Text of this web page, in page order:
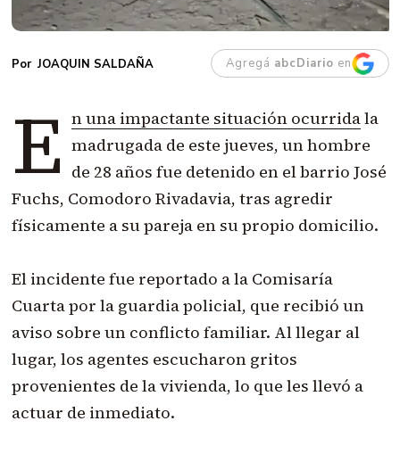
JOAQUIN SALDAÑA Agregá abcDiario en
E n una impactante situación ocurridala
madrugada de este jueves, un hombre
de 28 años fue detenido en el barrio José
Fuchs, Comodoro Rivadavia, tras agredir
físicamente a su pareja en su propio domicilio.
El incidente fue reportado a la Comisaría
Cuarta por la guardia policial, que recibió un
aviso sobre un conflicto familiar. Al llegar al
lugar, los agentes escucharon gritos
provenientes de la vivienda, lo que les llevó a
actuar de inmediato.